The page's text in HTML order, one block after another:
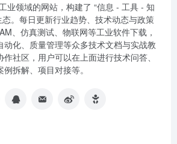
业领域的网站，构建了 “信息 - 工具 - 知
。每日更新行业趋势、技术动态与政策
、仿真测试、物联网等工业软件下载，
动化、质量管理等众多技术文档与实战教
社区，用户可以在上面进行技术问答、
例拆解、项目对接等。